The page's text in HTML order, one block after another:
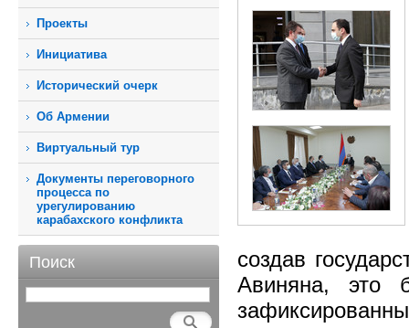
Проекты
Инициатива
Исторический очерк
Об Армении
Виртуальный тур
Документы переговорного
процесса по
урегулированию
карабахского конфликта
Поиск
создав
Авиняна, это